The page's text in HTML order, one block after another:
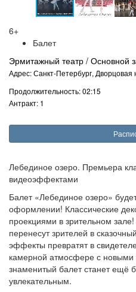
6+
Балет
Эрмитажный театр / Основной
Адрес: Санкт-Петербург, Дворцовая
Продолжительность: 02:15
Антракт: 1
Лебединое озеро. Премьера
видеоэффектами
Балет «Лебединое озеро»
оформлении! Классические
проекциями в зрительном
перенесут зрителей в
эффекты превратят в
камерной атмосфере с
знаменитый балет станет ещё
увлекательным.